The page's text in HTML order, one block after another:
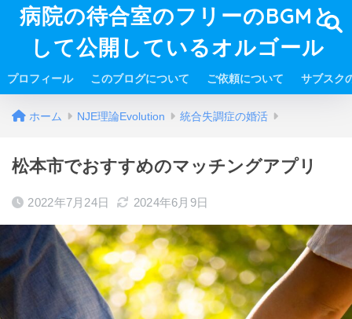
病院の待合室のフリーのBGMと
して公開しているオルゴール
プロフィール このブログについて ご依頼について サブスク
ホーム NJE理論Evolution 統合失調症の婚活
松本市でおすすめのマッチングアプリ
2022年7月24日 2024年6月9日